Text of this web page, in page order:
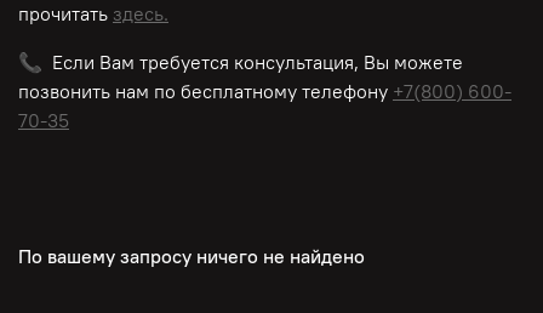
прочитать здесь.
📞 Если Вам требуется консультация, Вы можете
позвонить нам по бесплатному телефону +7(800) 600-
70-35
По вашему запросу ничего не найдено